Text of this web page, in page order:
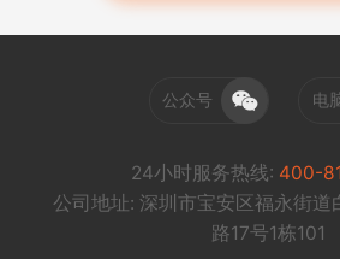
公众号 电
24小时服务热线: 400-
公司地址: 深圳市宝安区福永街道
路17号1栋101